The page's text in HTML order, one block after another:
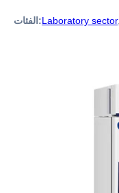
الفئات:Laboratory sector,